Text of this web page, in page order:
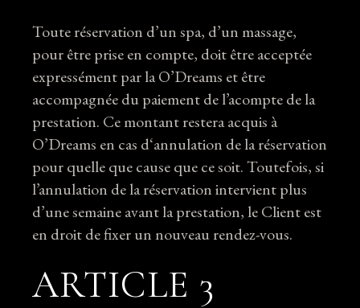
Toute réservation d’un spa, d’un massage,
pour être prise en compte, doit être acceptée
expressément par la O’Dreams et être
accompagnée du paiement de l’acompte de la
prestation. Ce montant restera acquis à
O’Dreams en cas d‘annulation de la réservation
pour quelle que cause que ce soit. Toutefois, si
l’annulation de la réservation intervient plus
d’une semaine avant la prestation, le Client est
en droit de fixer un nouveau rendez-vous.
ARTICLE 3